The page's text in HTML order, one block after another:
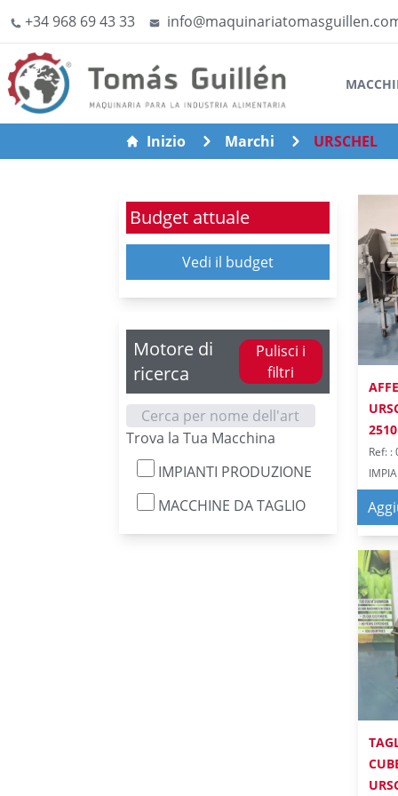
+34 968 69 43 33
Inizio Marchi URSCHEL
Budget attuale
Vedi il budget
Motore di
ricerca
Pulisci i
filtri
Trova la Tua Macchina
IMPIANTI PRODUZIONE
MACCHINE DA TAGLIO
2510
Ref: :